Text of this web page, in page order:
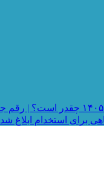
برای استخدام ابلاغ شد